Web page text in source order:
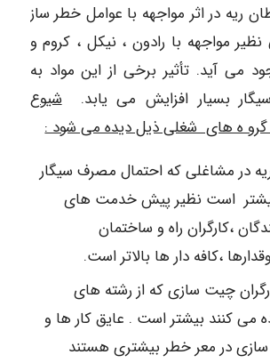
ریه در اثر مواجهه با عوامل خطر ساز
مواجهه با رادون ، نیکل ، کروم و
می آید. تأثیر برخی از این مواد به
سیگار بسیار افزایش می یابد.شیوع
ه های شغلی ذیل دیده می شود :
در مشاغلی که احتمال مصرف سیگار
بیشتر است نظیر پیش خدمت های
،‌کارگران راه و ساختمان
،کافه دار ها بالاتر است.
چیت سازی که از رشته های
می کنند بیشتر است . عایق کار ها و
سازی در معر خطر بیشتری هستند